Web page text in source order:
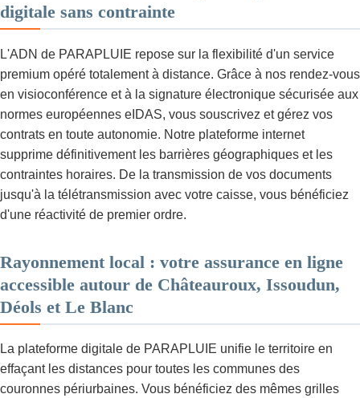
digitale sans contrainte
L'ADN de PARAPLUIE repose sur la flexibilité d'un service
premium opéré totalement à distance. Grâce à nos rendez-vous
en visioconférence et à la signature électronique sécurisée aux
normes européennes eIDAS, vous souscrivez et gérez vos
contrats en toute autonomie. Notre plateforme internet
supprime définitivement les barrières géographiques et les
contraintes horaires. De la transmission de vos documents
jusqu'à la télétransmission avec votre caisse, vous bénéficiez
d'une réactivité de premier ordre.
Rayonnement local : votre assurance en ligne
accessible autour de Châteauroux, Issoudun,
Déols et Le Blanc
La plateforme digitale de PARAPLUIE unifie le territoire en
effaçant les distances pour toutes les communes des
couronnes périurbaines. Vous bénéficiez des mêmes grilles